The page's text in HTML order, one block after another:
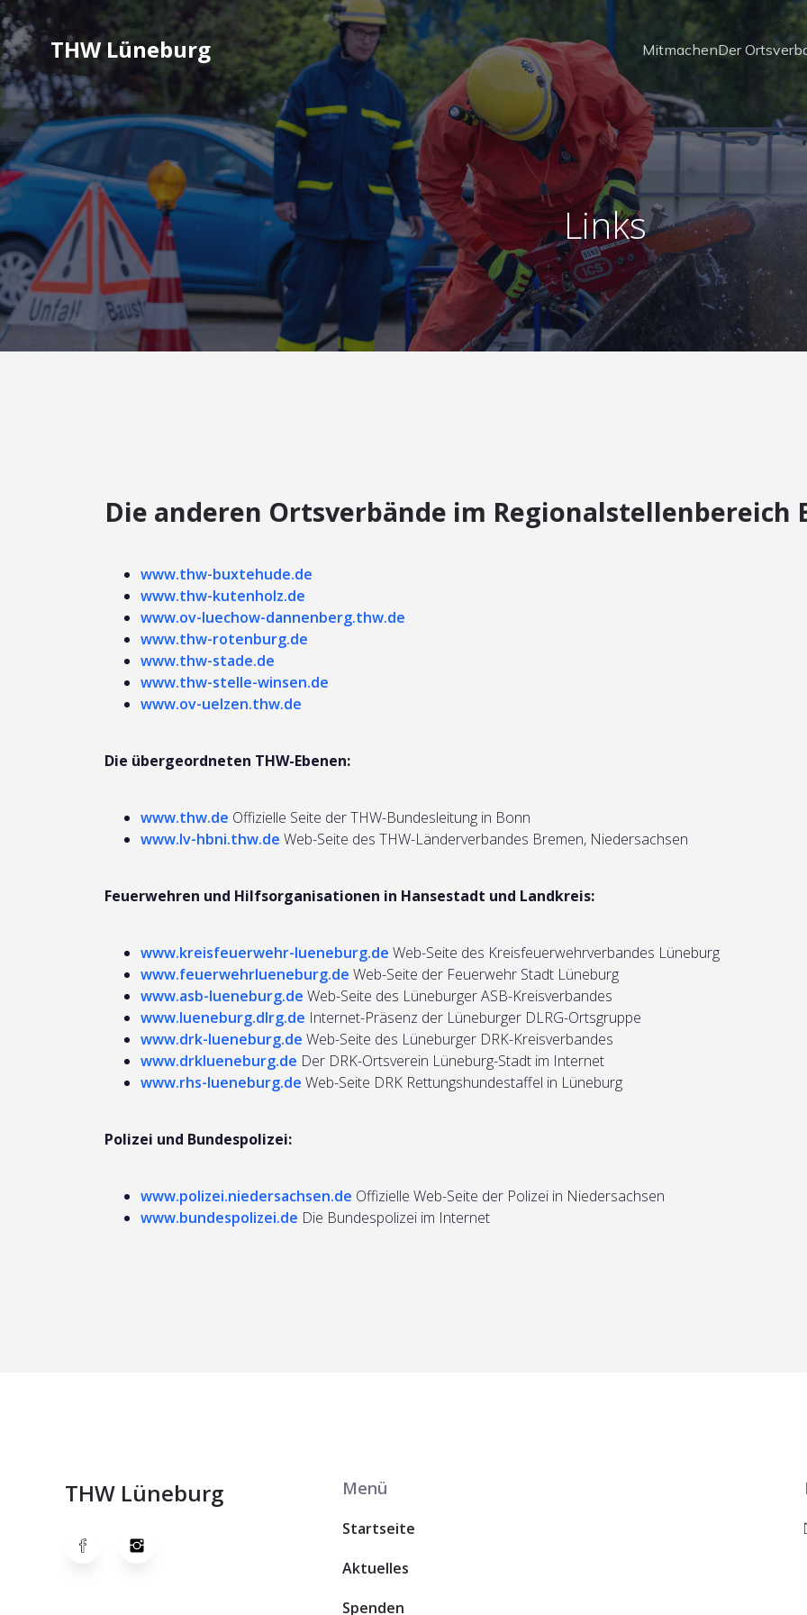
THW Lüneburg MitmachenDer
Links
Die anderen Ortsverbände im Regionalstellenbereich
www.thw-buxtehude.de
www.thw-kutenholz.de
www.ov-luechow-dannenberg.thw.de
www.thw-rotenburg.de
www.thw-stade.de
www.thw-stelle-winsen.de
www.ov-uelzen.thw.de
Die übergeordneten THW-Ebenen:
www.thw.de Offizielle Seite der THW-Bundesleitung in Bonn
www.lv-hbni.thw.de Web-Seite des THW-Länderverbandes Bremen, Niedersachsen
Feuerwehren und Hilfsorganisationen in Hansestadt und Landkreis:
www.kreisfeuerwehr-lueneburg.de Web-Seite des Kreisfeuerwehrverbandes Lüneburg
www.feuerwehrlueneburg.de Web-Seite der Feuerwehr Stadt Lüneburg
www.asb-lueneburg.de Web-Seite des Lüneburger ASB-Kreisverbandes
www.lueneburg.dlrg.de Internet-Präsenz der Lüneburger DLRG-Ortsgruppe
www.drk-lueneburg.de Web-Seite des Lüneburger DRK-Kreisverbandes
www.drklueneburg.de Der DRK-Ortsverein Lüneburg-Stadt im Internet
www.rhs-lueneburg.de Web-Seite DRK Rettungshundestaffel in Lüneburg
Polizei und Bundespolizei:
www.polizei.niedersachsen.de Offizielle Web-Seite der Polizei in Niedersachsen
www.bundespolizei.de Die Bundespolizei im Internet
THW Lüneburg Menü
Startseite
Aktuelles
Spenden